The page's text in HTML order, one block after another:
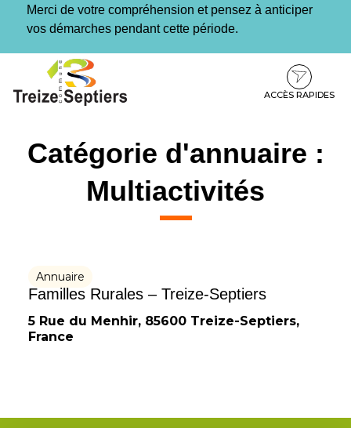
Merci de votre compréhension et pensez à anticiper
vos démarches pendant cette période.
contenu
pied
ACCÈS RAPIDES
Catégorie d'annuaire :
Multiactivités
Annuaire
Familles Rurales – Treize-Septiers
5 Rue du Menhir, 85600 Treize-Septiers,
France